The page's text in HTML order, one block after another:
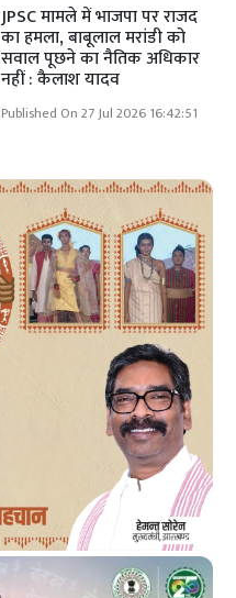
JPSC मामले में भाजपा पर राजद
का हमला, बाबूलाल मरांडी को
सवाल पूछने का नैतिक अधिकार
नहीं : कैलाश यादव
Published On 27 Jul 2026 16:42:51